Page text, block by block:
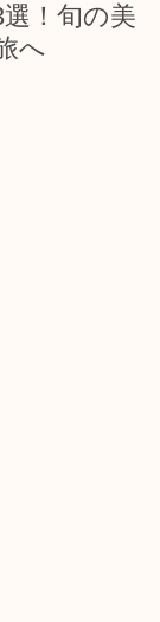
！旬の美
へ